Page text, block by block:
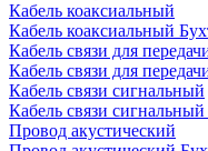
Кабель коаксиальный
Кабель коаксиальный
Кабель связи для
Кабель связи для
Кабель связи сигнальный
Кабель связи
Провод акустический